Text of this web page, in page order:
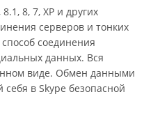
8, 7, XP и других
серверов и тонких
соединения
данных. Вся
виде. Обмен данными
в Skype безопасной